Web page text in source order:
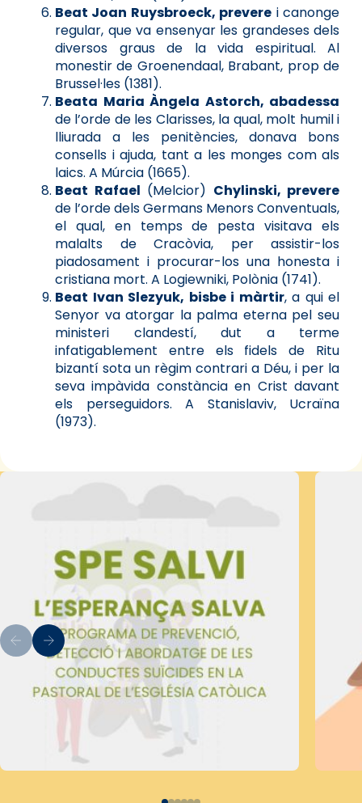
Beat Joan Ruysbroeck, prevere i canonge
regular, que va ensenyar les grandeses dels
diversos graus de la vida espiritual. Al
monestir de Groenendaal, Brabant, prop de
Brussel·les (1381).
Beata Maria Àngela Astorch, abadessa
de l’orde de les Clarisses, la qual, molt humil i
lliurada a les penitències, donava bons
consells i ajuda, tant a les monges com als
laics. A Múrcia (1665).
Beat Rafael (Melcior) Chylinski, prevere
de l’orde dels Germans Menors Conventuals,
el qual, en temps de pesta visitava els
malalts de Cracòvia, per assistir-los
piadosament i procurar-los una honesta i
cristiana mort. A Logiewniki, Polònia (1741).
Beat Ivan Slezyuk, bisbe i màrtir, a qui el
Senyor va atorgar la palma eterna pel seu
ministeri clandestí, dut a terme
infatigablement entre els fidels de Ritu
bizantí sota un règim contrari a Déu, i per la
seva impàvida constància en Crist davant
els perseguidors. A Stanislaviv, Ucraïna
(1973).